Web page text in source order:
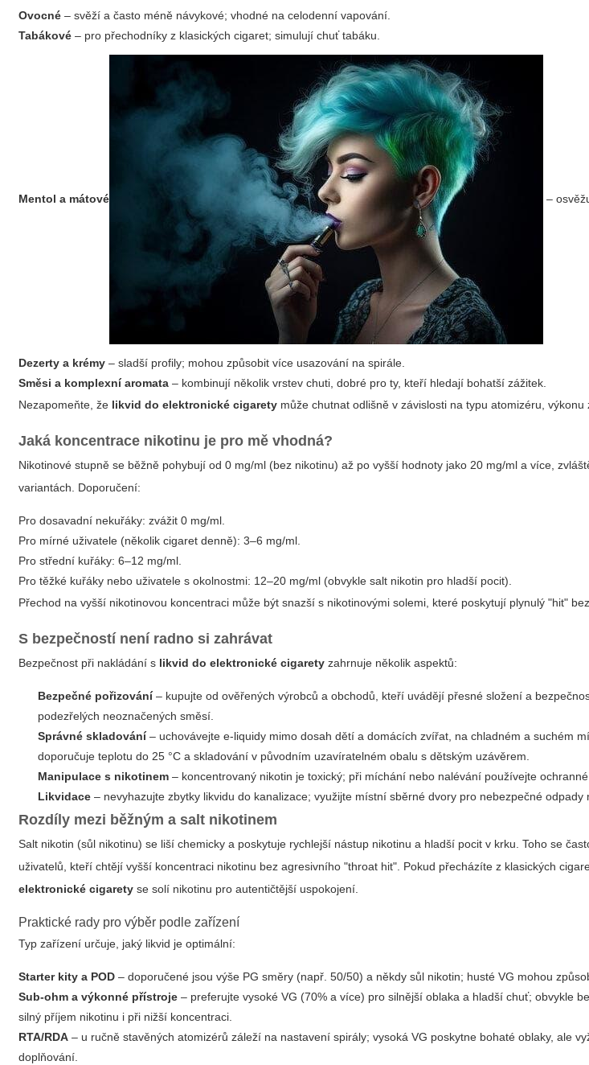
Ovocné – svěží a často méně návykové; vhodné na celodenní vapování.
Tabákové – pro přechodníky z klasických cigaret; simulují chuť tabáku.
Mentol a mátové –
Dezerty a krémy – sladší profily; mohou způsobit více usazování na spirále.
Směsi a komplexní aromata – kombinují několik vrstev chuti, dobré pro ty, kteří hledají bohatší zážitek.
Nezapomeňte, že likvid do elektronické cigarety může chutnat odlišně v závislosti na typu atomizéru,
Jaká koncentrace nikotinu je pro mě vhodná?
Nikotinové stupně se běžně pohybují od 0 mg/ml (bez nikotinu) až po vyšší hodnoty jako 20 mg/ml a více,
variantách. Doporučení:
Pro dosavadní nekuřáky: zvážit 0 mg/ml.
Pro mírné uživatele (několik cigaret denně): 3–6 mg/ml.
Pro střední kuřáky: 6–12 mg/ml.
Pro těžké kuřáky nebo uživatele s okolnostmi: 12–20 mg/ml (obvykle salt nikotin pro hladší pocit).
Přechod na vyšší nikotinovou koncentraci může být snazší s nikotinovými solemi, které poskytují plynulý "hit"
S bezpečností není radno si zahrávat
Bezpečnost při nakládání s likvid do elektronické cigarety zahrnuje několik aspektů:
Bezpečné pořizování– kupujte od ověřených výrobců a obchodů, kteří uvádějí přesné složení a
podezřelých neoznačených směsí.
Správné skladování– uchovávejte e-liquidy mimo dosah dětí a domácích zvířat, na chladném a suchém
doporučuje teplotu do 25 °C a skladování v původním uzavíratelném obalu s dětským uzávěrem.
Manipulace s nikotinem – koncentrovaný nikotin je toxický; při míchání nebo nalévání používejte
Likvidace – nevyhazujte zbytky likvidu do kanalizace; využijte místní sběrné dvory pro nebezpečné odpady
Rozdíly mezi běžným a salt nikotinem
Salt nikotin (sůl nikotinu) se liší chemicky a poskytuje rychlejší nástup nikotinu a hladší pocit v krku. Toho se
uživatelů, kteří chtějí vyšší koncentraci nikotinu bez agresivního "throat hit". Pokud přecházíte z klasických
elektronické cigarety se solí nikotinu pro autentičtější uspokojení.
Praktické rady pro výběr podle zařízení
Typ zařízení určuje, jaký likvid je optimální:
Starter kity a POD – doporučené jsou výše PG směry (např. 50/50) a někdy sůl nikotin; husté VG mohou
Sub-ohm a výkonné přístroje – preferujte vysoké VG (70% a více) pro silnější oblaka a hladší chuť; obvykle
silný příjem nikotinu i při nižší koncentraci.
RTA/RDA – u ručně stavěných atomizérů záleží na nastavení spirály; vysoká VG poskytne bohaté oblaky, ale
doplňování.